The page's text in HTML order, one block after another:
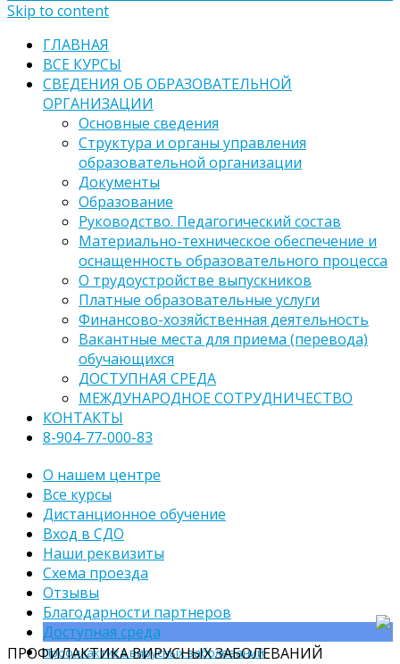
Skip to content
ГЛАВНАЯ
ВСЕ КУРСЫ
СВЕДЕНИЯ ОБ ОБРАЗОВАТЕЛЬНОЙ
ОРГАНИЗАЦИИ
Основные сведения
Структура и органы управления
образовательной организации
Документы
Образование
Руководство. Педагогический состав
Материально-техническое обеспечение и
оснащенность образовательного процесса
О трудоустройстве выпускников
Платные образовательные услуги
Финансово-хозяйственная деятельность
Вакантные места для приема (перевода)
обучающихся
ДОСТУПНАЯ СРЕДА
МЕЖДУНАРОДНОЕ СОТРУДНИЧЕСТВО
КОНТАКТЫ
8-904-77-000-83
О нашем центре
Все курсы
Дистанционное обучение
Вход в СДО
Наши реквизиты
Схема проезда
Отзывы
Благодарности партнеров
Доступная среда
Профилактика вирусных заболеваний
ПРОФИЛАКТИКА ВИРУСНЫХ ЗАБОЛЕВАНИЙ